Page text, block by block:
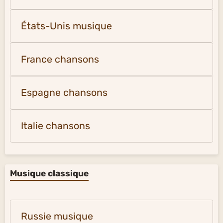
États-Unis musique
France chansons
Espagne chansons
Italie chansons
Musique classique
Russie musique